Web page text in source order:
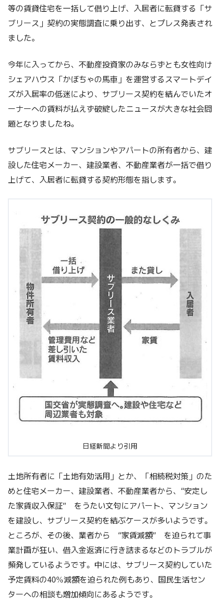
等の賃貸住宅を一括して借り上げ、入居者に転貸する「サ
ブリース」契約の実態調査に乗り出す、とプレス発表され
ました。
今年に入ってから、不動産投資家のみならずとも女性向け
シェアハウス「かぼちゃの馬車」を運営するスマートデイ
ズが入居率の低迷により、サブリース契約を結んでいたオ
ーナーへの賃料が払えず破綻したニュースが大きな社会問
題となりましたね。
サブリースとは、マンションやアパートの所有者から、建
設した住宅メーカー、建設業者、不動産業者が一括で借り
上げて、入居者に転貸する契約形態を指します。
日経新聞より引用
土地所有者に「土地有効活用」とか、「相続税対策」のた
めと住宅メーカー、建設業者、不動産業者から、“安定し
た家賃収入保証” をうたい文句にアパート、マンション
を建設し、サブリース契約を結ぶケースが多いようです。
ところが、その後、業者から “家賃減額” を迫られて事
業計画が狂い、借入金返済に行き詰まるなどのトラブルが
頻発しているようです。中には、サブリース契約していた
予定賃料の40％減額を迫られた例もあり、国民生活セン
ターへの相談も増加傾向にあるようです。